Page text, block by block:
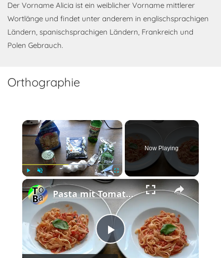
Der Vorname Alicia ist ein weiblicher Vorname mittlerer
Wortlänge und findet unter anderem in englischsprachigen
Ländern, spanischsprachigen Ländern, Frankreich und
Polen Gebrauch.
Orthographie
×
Unmute
Now Playing
×
Play
Pasta mit Tomaten, Basilikum und Parmigiano Reggiano